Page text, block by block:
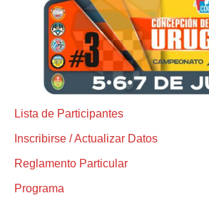
Lista de Participantes
Inscribirse / Actualizar Datos
Reglamento Particular
Programa